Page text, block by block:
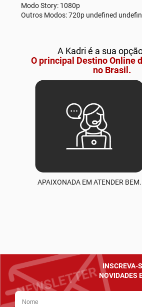
Modo Story: 1080p
Outros Modos: 720p undefined
A Kadri é a sua
O principal Destino Online
no Brasil.
APAIXONADA EM ATENDER BEM.
INSCREVA-
NOVIDADES